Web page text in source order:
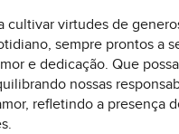
cultivar virtudes de
sempre prontos a
e dedicação. Que
nossas
refletindo a presença